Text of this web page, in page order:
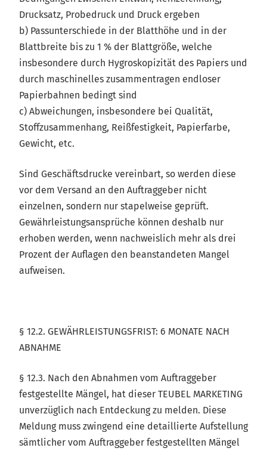
Drucksatz, Probedruck und Druck ergeben
b) Passunterschiede in der Blatthöhe und in der
Blattbreite bis zu 1 % der Blattgröße, welche
insbesondere durch Hygroskopizität des Papiers und
durch maschinelles zusammentragen endloser
Papierbahnen bedingt sind
c) Abweichungen, insbesondere bei Qualität,
Stoffzusammenhang, Reißfestigkeit, Papierfarbe,
Gewicht, etc.
Sind Geschäftsdrucke vereinbart, so werden diese
vor dem Versand an den Auftraggeber nicht
einzelnen, sondern nur stapelweise geprüft.
Gewährleistungsansprüche können deshalb nur
erhoben werden, wenn nachweislich mehr als drei
Prozent der Auflagen den beanstandeten Mangel
aufweisen.
§ 12.2. GEWÄHRLEISTUNGSFRIST: 6 MONATE NACH
ABNAHME
§ 12.3. Nach den Abnahmen vom Auftraggeber
festgestellte Mängel, hat dieser TEUBEL MARKETING
unverzüglich nach Entdeckung zu melden. Diese
Meldung muss zwingend eine detaillierte Aufstellung
sämtlicher vom Auftraggeber festgestellten Mängel